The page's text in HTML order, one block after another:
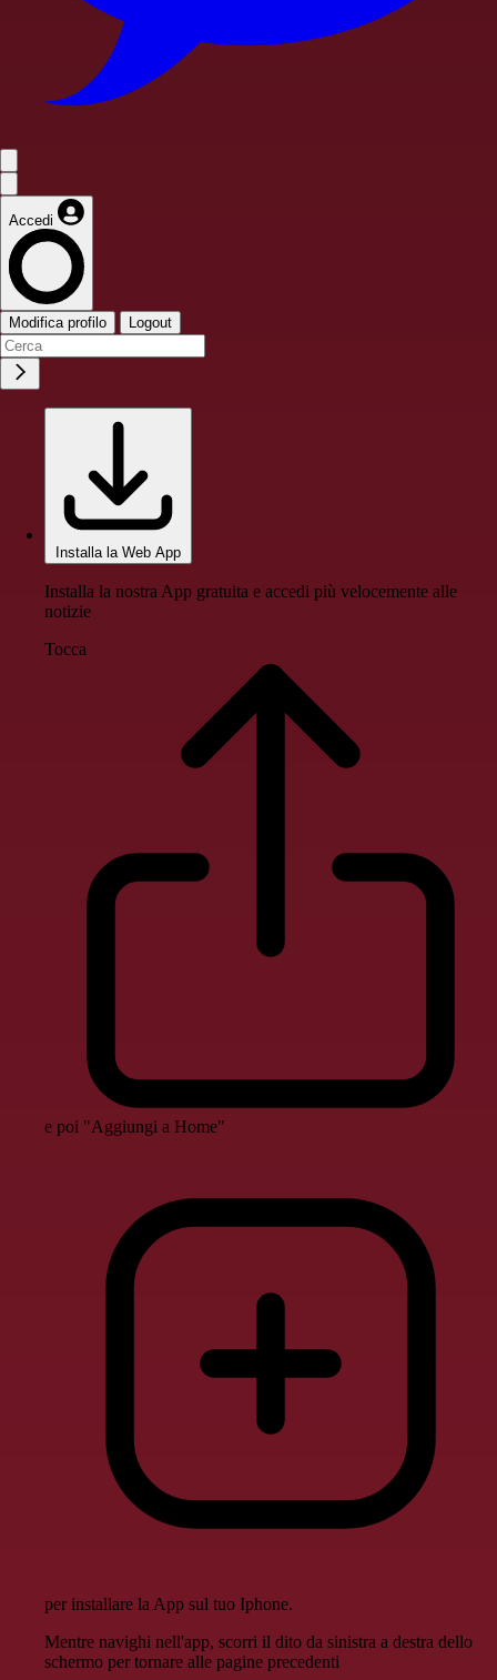
Accedi
Modifica profilo Logout
Installa la Web App
Installa la nostra App gratuita e accedi più velocemente alle
notizie
Tocca
e poi "Aggiungi a Home"
per installare la App sul tuo Iphone.
Mentre navighi nell'app, scorri il dito da sinistra a destra dello
schermo per tornare alle pagine precedenti